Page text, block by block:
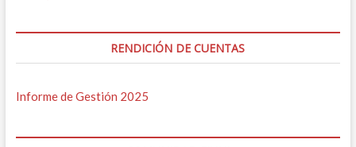
RENDICIÓN DE CUENTAS
Informe de Gestión 2025